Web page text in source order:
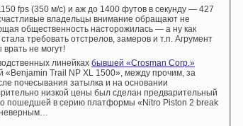
fps (350 м/с) и аж до 1400 футов в секунду — 427
владельцы внимание обращают не
общественность насторожилась — а ну как
требовать отстрелов, замеров и т.п. Агрумент
не могут!
линейках бывшей «Crosman Corp.»
Trail NP XL 1500», между прочим, за
почесывания затылка и на основании
низкой цены был сделан предварительный
пошедшей в серию платформы «Nitro Piston 2 break